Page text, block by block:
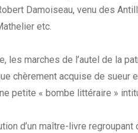
Damoiseau, venu des
etc.
les marches de l’autel de la
chèrement acquise de sueur
petite « bombe littéraire »
d’un maître-livre